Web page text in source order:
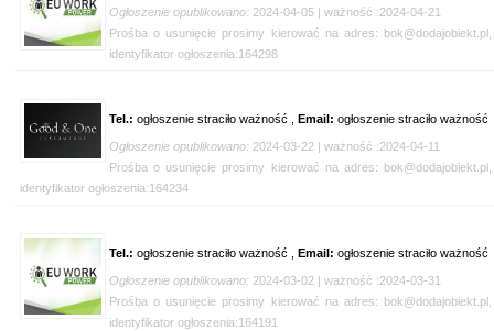
Ogłoszenie opublikowano: 2024-04-05 | ważność :2024-04-21
Prośba o usunięcie prosimy kierować na adres: bok@dodajobiekt.pl,
identyfikator ogłoszenia:164298
Tel.: ogłoszenie straciło ważność , Email: ogłoszenie straciło ważność
Ogłoszenie opublikowano: 2024-03-22 | ważność :2024-04-11
Prośba o usunięcie prosimy kierować na adres: bok@dodajobiekt.pl,
identyfikator ogłoszenia:164234
Tel.: ogłoszenie straciło ważność , Email: ogłoszenie straciło ważność
Ogłoszenie opublikowano: 2024-03-02 | ważność :2024-03-31
Prośba o usunięcie prosimy kierować na adres: bok@dodajobiekt.pl,
identyfikator ogłoszenia:164191